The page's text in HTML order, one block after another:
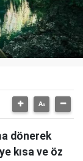
dönerek
kısa ve öz